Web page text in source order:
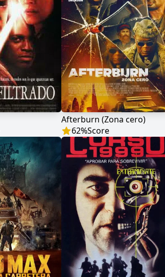
Afterburn (Zona cero)
62%Score